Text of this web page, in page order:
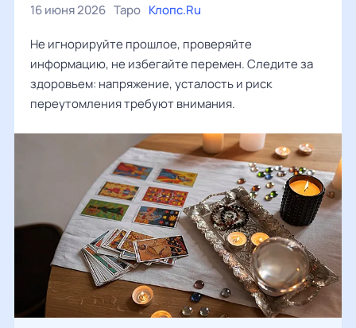
16 июня 2026 Таро Клопс.Ru
Не игнорируйте прошлое, проверяйте
информацию, не избегайте перемен. Следите за
здоровьем: напряжение, усталость и риск
переутомления требуют внимания.